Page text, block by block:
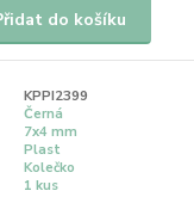
do košíku
KPPI2399
Černá
7x4 mm
Plast
Kolečko
1 kus